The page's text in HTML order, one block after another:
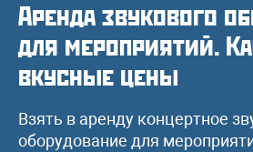
Аренда звукового
для мероприятий.
вкусные цены
Взять в аренду концертное
оборудование для